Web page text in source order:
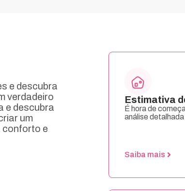
e descubra
verdadeiro
e descubra
um
conforto e
Estimativa
É hora de
análise
Saiba mais